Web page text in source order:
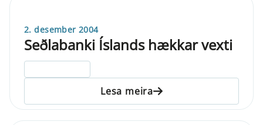
2. desember 2004
Seðlabanki Íslands hækkar vexti
Lesa meira